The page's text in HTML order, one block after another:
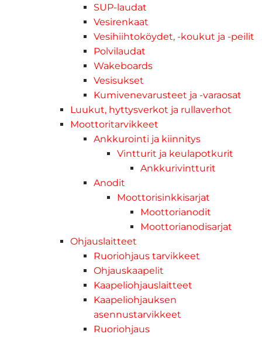
SUP-laudat
Vesirenkaat
Vesihiihtoköydet, -koukut ja -peilit
Polvilaudat
Wakeboards
Vesisukset
Kumivenevarusteet ja -varaosat
Luukut, hyttysverkot ja rullaverhot
Moottoritarvikkeet
Ankkurointi ja kiinnitys
Vintturit ja keulapotkurit
Ankkurivintturit
Anodit
Moottorisinkkisarjat
Moottorianodit
Moottorianodisarjat
Ohjauslaitteet
Ruoriohjaus tarvikkeet
Ohjauskaapelit
Kaapeliohjauslaitteet
Kaapeliohjauksen
asennustarvikkeet
Ruoriohjaus